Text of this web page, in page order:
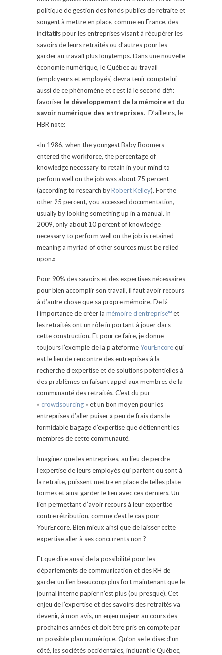
politique de gestion des fonds publics de retraite et
songent à mettre en place, comme en France, des
incitatifs pour les entreprises visant à récupérer les
savoirs de leurs retraités ou d’autres pour les
garder au travail plus longtemps. Dans une nouvelle
économie numérique, le Québec au travail
(employeurs et employés) devra tenir compte lui
aussi de ce phénomène et c’est là le second défi:
favoriser le développement de la mémoire et du
savoir numérique des entreprises. D’ailleurs, le
HBR note:
«In 1986, when the youngest Baby Boomers
entered the workforce, the percentage of
knowledge necessary to retain in your mind to
perform well on the job was about 75 percent
(according to research byRobert Kelley). For the
other 25 percent, you accessed documentation,
usually by looking something up in a manual. In
2009, only about 10 percent of knowledge
necessary to perform well on the job is retained —
meaning a myriad of other sources must be relied
upon.»
Pour 90% des savoirs et des expertises nécessaires
pour bien accomplir son travail, il faut avoir recours
à d’autre chose que sa propre mémoire. De là
l’importance de créer la mémoire d’entreprise™et
les retraités ont un rôle important à jouer dans
cette construction. Et pour ce faire, je donne
toujours l’exemple de la plateformeYourEncorequi
est le lieu de rencontre des entreprises à la
recherche d’expertise et de solutions potentielles à
des problèmes en faisant appel aux membres de la
communauté des retraités. C’est du pur
« crowdsourcing » et un bon moyen pour les
entreprises d’aller puiser à peu de frais dans le
formidable bagage d’expertise que détiennent les
membres de cette communauté.
Imaginez que les entreprises, au lieu de perdre
l’expertise de leurs employés qui partent ou sont à
la retraite, puissent mettre en place de telles plate-
formes et ainsi garder le lien avec ces derniers. Un
lien permettant d’avoir recours à leur expertise
contre rétribution, comme c’est le cas pour
YourEncore. Bien mieux ainsi que de laisser cette
expertise aller à ses concurrents non ?
Et que dire aussi de la possibilité pour les
départements de communication et des RH de
garder un lien beaucoup plus fort maintenant que le
journal interne papier n’est plus (ou presque). Cet
enjeu de l’expertise et des savoirs des retraités va
devenir, à mon avis, un enjeu majeur au cours des
prochaines années et doit être pris en compte par
un possible plan numérique. Qu’on se le dise: d’un
côté, les sociétés occidentales, incluant le Québec,